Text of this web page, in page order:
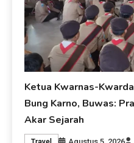
Ketua Kwarnas-
Bung Karno, Buwas:
Akar Sejarah